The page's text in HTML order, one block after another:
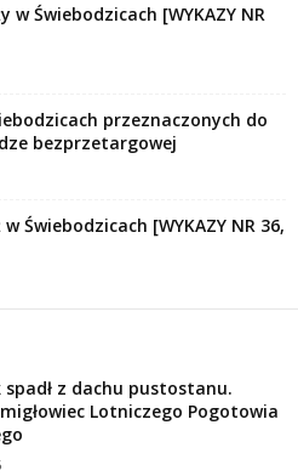
Świebodzicach [WYKAZY NR
przeznaczonych do
bezprzetargowej
Świebodzicach [WYKAZY NR 36,
z dachu pustostanu.
Lotniczego Pogotowia